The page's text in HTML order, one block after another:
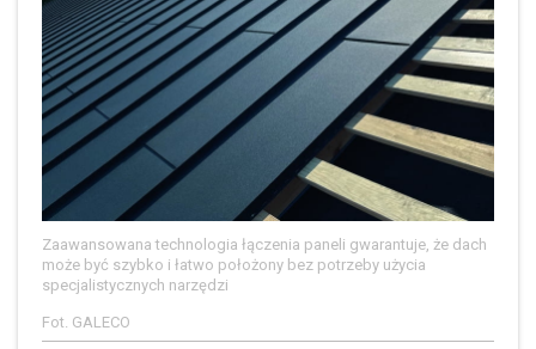
Zaawansowana technologia łączenia paneli gwarantuje, że dach
może być szybko i łatwo położony bez potrzeby użycia
specjalistycznych narzędzi
Fot. GALECO